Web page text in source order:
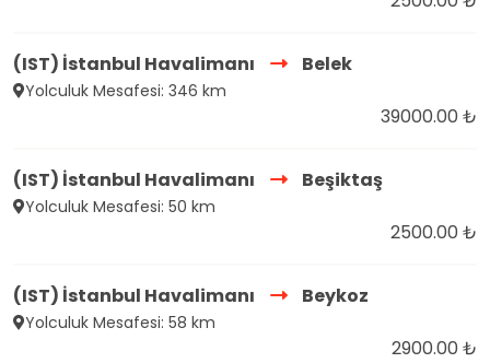
(IST) İstanbul Havalimanı Belek
Yolculuk Mesafesi: 346 km
39000.00 ₺
(IST) İstanbul Havalimanı Beşiktaş
Yolculuk Mesafesi: 50 km
2500.00 ₺
(IST) İstanbul Havalimanı Beykoz
Yolculuk Mesafesi: 58 km
2900.00 ₺